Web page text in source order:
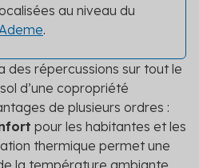
au niveau du
.
des répercussions sur tout le
d’une copropriété
de plusieurs ordres :
pour les habitantes et les
thermique permet une
la température ambiante.